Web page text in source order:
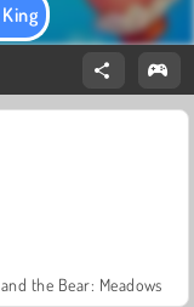
the Bear: Meadows